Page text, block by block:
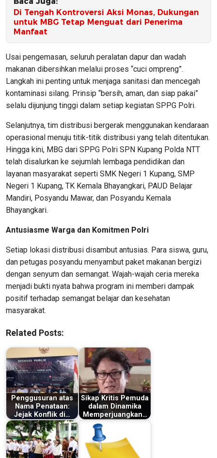
Di Tengah Kontroversi Aksi Monas, Dukungan
untuk MBG Tetap Menguat dari Penerima
Manfaat
Usai pengemasan, seluruh peralatan dapur dan wadah
makanan dibersihkan melalui proses “cuci ompreng”.
Langkah ini penting untuk menjaga sanitasi dan mencegah
kontaminasi silang. Prinsip “bersih, aman, dan siap pakai”
selalu dijunjung tinggi dalam setiap kegiatan SPPG Polri.
Selanjutnya, tim distribusi bergerak menggunakan kendaraan
operasional menuju titik-titik distribusi yang telah ditentukan.
Hingga kini, MBG dari SPPG Polri SPN Kupang Polda NTT
telah disalurkan ke sejumlah lembaga pendidikan dan
layanan masyarakat seperti SMK Negeri 1 Kupang, SMP
Negeri 1 Kupang, TK Kemala Bhayangkari, PAUD Belajar
Mandiri, Posyandu Mawar, dan Posyandu Kemala
Bhayangkari.
Antusiasme Warga dan Komitmen Polri
Setiap lokasi distribusi disambut antusias. Para siswa, guru,
dan petugas posyandu menyambut paket makanan bergizi
dengan senyum dan semangat. Wajah-wajah ceria mereka
menjadi bukti nyata bahwa program ini memberi dampak
positif terhadap semangat belajar dan kesehatan
masyarakat.
Related Posts:
Penggusuran atas
Nama Penataan:
Jejak Konflik di…
Sikap Kritis Pemuda
dalam Dinamika
Memperjuangkan…